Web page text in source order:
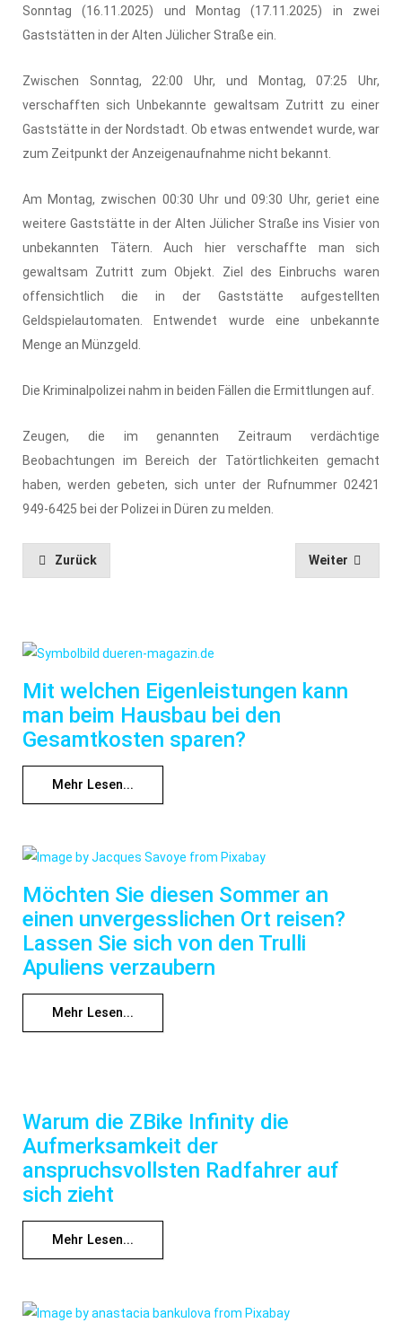
Sonntag (16.11.2025) und Montag (17.11.2025) in zwei
Gaststätten in der Alten Jülicher Straße ein.
Zwischen Sonntag, 22:00 Uhr, und Montag, 07:25 Uhr,
verschafften sich Unbekannte gewaltsam Zutritt zu einer
Gaststätte in der Nordstadt. Ob etwas entwendet wurde, war
zum Zeitpunkt der Anzeigenaufnahme nicht bekannt.
Am Montag, zwischen 00:30 Uhr und 09:30 Uhr, geriet eine
weitere Gaststätte in der Alten Jülicher Straße ins Visier von
unbekannten Tätern. Auch hier verschaffte man sich
gewaltsam Zutritt zum Objekt. Ziel des Einbruchs waren
offensichtlich die in der Gaststätte aufgestellten
Geldspielautomaten. Entwendet wurde eine unbekannte
Menge an Münzgeld.
Die Kriminalpolizei nahm in beiden Fällen die Ermittlungen auf.
Zeugen, die im genannten Zeitraum verdächtige
Beobachtungen im Bereich der Tatörtlichkeiten gemacht
haben, werden gebeten, sich unter der Rufnummer 02421
949-6425 bei der Polizei in Düren zu melden.
Zurück Weiter
Mit welchen Eigenleistungen kann
man beim Hausbau bei den
Gesamtkosten sparen?
Mehr Lesen...
Möchten Sie diesen Sommer an
einen unvergesslichen Ort reisen?
Lassen Sie sich von den Trulli
Apuliens verzaubern
Mehr Lesen...
Warum die ZBike Infinity die
Aufmerksamkeit der
anspruchsvollsten Radfahrer auf
sich zieht
Mehr Lesen...